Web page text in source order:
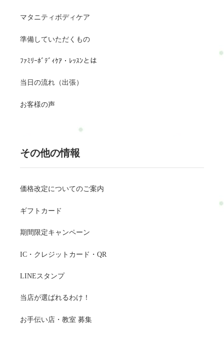
マタニティボディケア
準備していただくもの
ﾌｧﾐﾘｰﾎﾞﾃﾞｨｹｱ・ﾚｯｽﾝとは
当日の流れ（出張）
お客様の声
その他の情報
価格改定についてのご案内
ギフトカード
期間限定キャンペーン
IC・クレジットカード・QR
LINEスタンプ
当店が選ばれるわけ！
お手伝い店・教室 募集